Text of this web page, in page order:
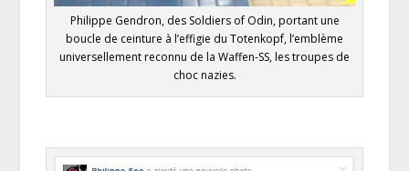
Philippe Gendron, des Soldiers of Odin, portant une
boucle de ceinture à l’effigie du Totenkopf, l’emblème
universellement reconnu de la Waffen-SS, les troupes de
choc nazies.